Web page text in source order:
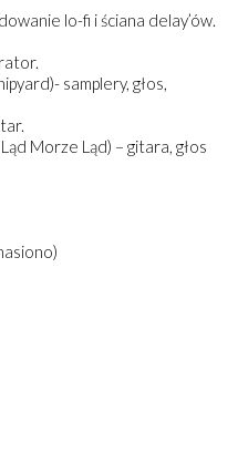
lo-fi i ściana delay’ów.
samplery, głos,
Morze Ląd) – gitara, głos